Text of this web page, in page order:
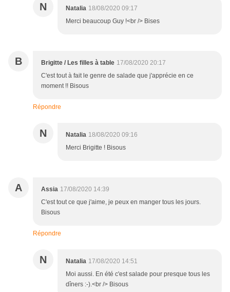
N Natalia 18/08/2020 09:17
Merci beaucoup Guy !<br /> Bises
B Brigitte / Les filles à table 17/08/2020 20:17
C'est tout à fait le genre de salade que j'apprécie en ce
moment !! Bisous
Répondre
N Natalia 18/08/2020 09:16
Merci Brigitte ! Bisous
A Assia 17/08/2020 14:39
C'est tout ce que j'aime, je peux en manger tous les jours.
Bisous
Répondre
N Natalia 17/08/2020 14:51
Moi aussi. En été c'est salade pour presque tous les
dîners :-).<br /> Bisous